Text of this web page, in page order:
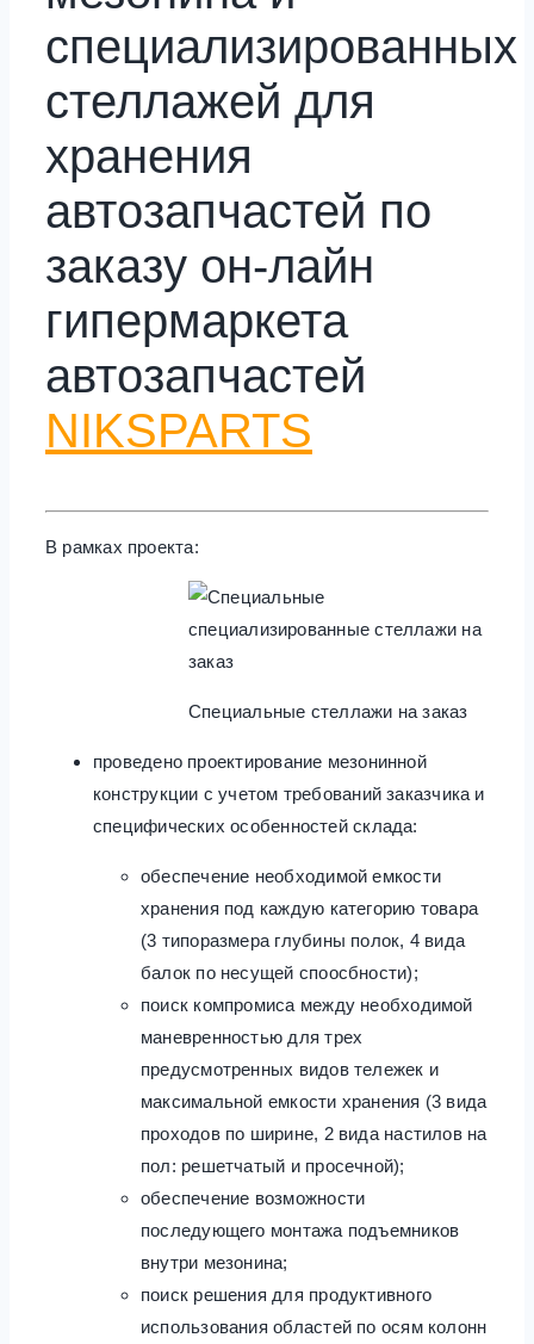
специализированных
стеллажей для
хранения
автозапчастей по
заказу он-лайн
гипермаркета
автозапчастей
NIKSPARTS
В рамках проекта:
Специальные стеллажи на заказ
проведено проектирование мезонинной
конструкции с учетом требований заказчика и
специфических особенностей склада:
обеспечение необходимой емкости
хранения под каждую категорию товара
(3 типоразмера глубины полок, 4 вида
балок по несущей споосбности);
поиск компромиса между необходимой
маневренностью для трех
предусмотренных видов тележек и
максимальной емкости хранения (3 вида
проходов по ширине, 2 вида настилов на
пол: решетчатый и просечной);
обеспечение возможности
последующего монтажа подъемников
внутри мезонина;
поиск решения для продуктивного
использования областей по осям колонн